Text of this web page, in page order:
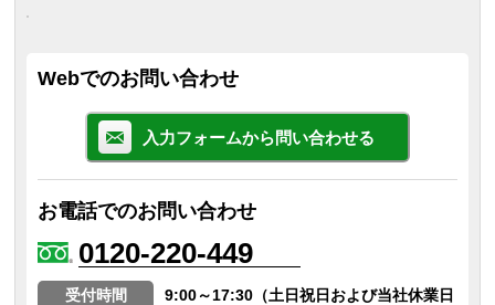
Webでのお問い合わせ
入力フォームから問い合わせる
お電話でのお問い合わせ
0120-220-449
受付時間
9:00～17:30（土日祝日および当社休業日